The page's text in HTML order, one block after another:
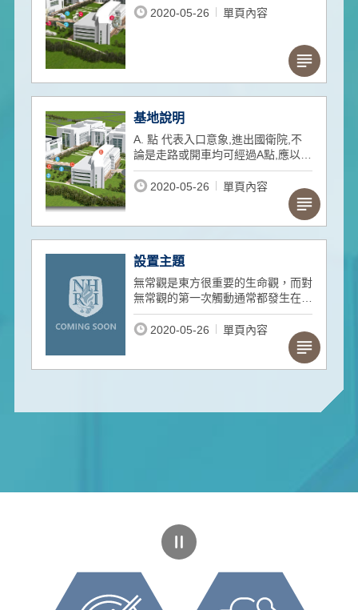
2020-05-26 單頁內容
基地說明
A. 點 代表入口意象,進出國衛院,不
論是走路或開車均可經過A點,應以裝
置完整且醒目之作品為原則,本案選
擇許唐2020-05-26 單頁內容
設置主題
無常觀是東方很重要的生命觀，而對
無常觀的第一次觸動通常都發生在在
首次於顯微鏡下觀看到細胞的分裂與
演化，對於觀看有了新的視角，不但
看到許多平日眼中看不到的形狀、顏
色與結構；更認知到：不變的底層仍
是變，實相的細部是虛相。在這個分
維與象徵意涵，都在藝術家的認知產
隨時抱著懷疑的態度，對變形後的世
界充滿想像與渴望。 本案之作品均
環繞此一主題，並依下列原則選擇國
內外優秀的藝術家完成創作： A‭.‬ 突
破傳統表現語彙，運用新的科技媒
材，藝術家運用新媒材於其造形及效
2020-05-26 單頁內容